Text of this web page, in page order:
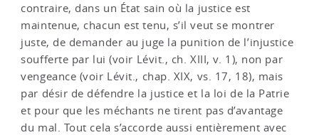
contraire, dans un État sain où la justice est
maintenue, chacun est tenu, s’il veut se montrer
juste, de demander au juge la punition de l’injustice
soufferte par lui (voir Lévit., ch. XIII, v. 1), non par
vengeance (voir Lévit., chap. XIX, vs. 17, 18), mais
par désir de défendre la justice et la loi de la Patrie
et pour que les méchants ne tirent pas d’avantage
du mal. Tout cela s’accorde aussi entièrement avec